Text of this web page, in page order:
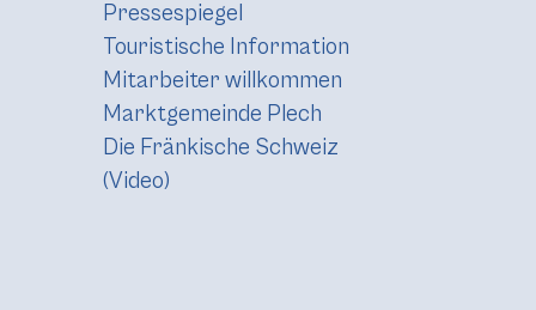
Pressespiegel
Touristische Information
Mitarbeiter willkommen
Marktgemeinde Plech
Die Fränkische Schweiz
(Video)